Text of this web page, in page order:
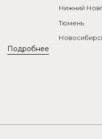
Подробнее
Нижний
Тюмень